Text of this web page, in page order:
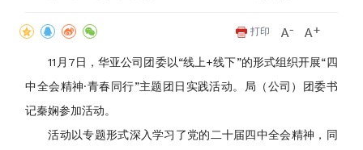
打印
11月7日，华亚公司团委以“线上+线下”的形式组织开展“四
中全会精神·青春同行”主题团日实践活动。局（公司）团委书
记秦娴参加活动。
活动以专题形式深入学习了党的二十届四中全会精神，同